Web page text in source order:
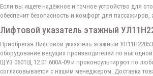
Если вы ищете надёжное и точное устройство для
обеспечит безопасность и комфорт для
Лифтовой указатель этажный
Приобретая Лифтовой указатель этажный
оборудование ведущих производителей по
ЩУЗ 0601Щ.12.01.600А-09 и проконсультируют по
согласовывается с нашим менеджером. Доставка